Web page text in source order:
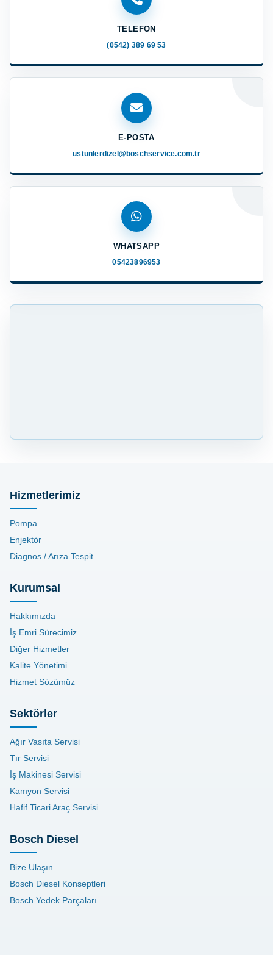
TELEFON
(0542) 389 69 53
E-POSTA
ustunlerdizel@boschservice.com.tr
WHATSAPP
05423896953
Hizmetlerimiz
Pompa
Enjektör
Diagnos / Arıza Tespit
Kurumsal
Hakkımızda
İş Emri Sürecimiz
Diğer Hizmetler
Kalite Yönetimi
Hizmet Sözümüz
Sektörler
Ağır Vasıta Servisi
Tır Servisi
İş Makinesi Servisi
Kamyon Servisi
Hafif Ticari Araç Servisi
Bosch Diesel
Bize Ulaşın
Bosch Diesel Konseptleri
Bosch Yedek Parçaları